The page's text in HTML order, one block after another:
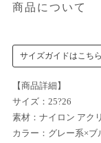
商品について
サイズガイドはこちら
【商品詳細】
サイズ：25?26
素材：ナイロン アク
カラー：グレー系×ブ